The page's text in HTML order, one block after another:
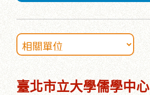
:::
臺北市立大學儒學中心